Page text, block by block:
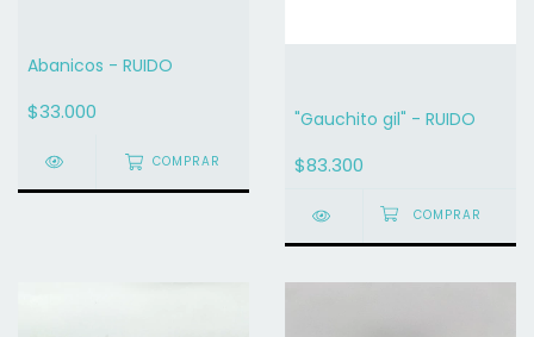
Abanicos - RUIDO
$33.000
COMPRAR
"Gauchito gil" - RUIDO
$83.300